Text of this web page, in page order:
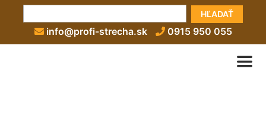
HĽADAŤ
info@profi-strecha.sk 0915 950 055